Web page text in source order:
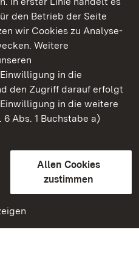
den Betrieb der Seite
wir Cookies zu Analyse-
Weitere
in die
den Zugriff darauf erfolgt
Einwilligung in die weitere
Abs. 1 Buchstabe a)
Allen Cookies
zustimmen
Baden-Württemberg